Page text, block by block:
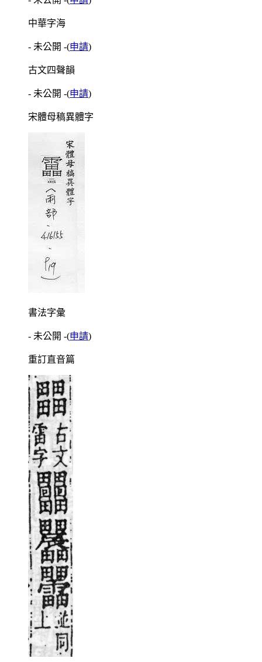
中華字海
- 未公開 -(申請)
古文四聲韻
- 未公開 -(申請)
宋體母稿異體字
書法字彙
- 未公開 -(申請)
重訂直音篇